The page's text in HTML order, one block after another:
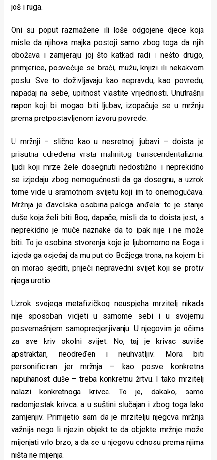
još i ruga.
Oni su poput razmažene ili loše odgojene djece koja
misle da njihova majka postoji samo zbog toga da njih
obožava i zamjeraju joj što katkad radi i nešto drugo,
primjerice, posvećuje se braći, mužu, knjizi ili nekakvom
poslu. Sve to doživljavaju kao nepravdu, kao povredu,
napadaj na sebe, upitnost vlastite vrijednosti. Unutrašnji
napon koji bi mogao biti ljubav, izopačuje se u mržnju
prema pretpostavljenom izvoru povrede.
U mržnji – slično kao u nesretnoj ljubavi – doista je
prisutna određena vrsta mahnitog transcendentalizma:
ljudi koji mrze žele dosegnuti nedostižno i neprekidno
se izjedaju zbog nemogućnosti da ga dosegnu, a uzrok
tome vide u sramotnom svijetu koji im to onemogućava.
Mržnja je đavolska osobina paloga anđela: to je stanje
duše koja želi biti Bog, dapače, misli da to doista jest, a
neprekidno je muče naznake da to ipak nije i ne može
biti. To je osobina stvorenja koje je ljubomorno na Boga i
izjeda ga osjećaj da mu put do Božjega trona, na kojem bi
on morao sjediti, priječi nepravedni svijet koji se protiv
njega urotio.
Uzrok svojega metafizičkog neuspjeha mrzitelj nikada
nije sposoban vidjeti u samome sebi i u svojemu
posvemašnjem samoprecjenjivanju. U njegovim je očima
za sve kriv okolni svijet. No, taj je krivac suviše
apstraktan, neodređen i neuhvatljiv. Mora biti
personificiran jer mržnja – kao posve konkretna
napuhanost duše – treba konkretnu žrtvu. I tako mrzitelj
nalazi konkretnoga krivca. To je, dakako, samo
nadomjestak krivca, a u suštini slučajan i zbog toga lako
zamjenjiv. Primijetio sam da je mrzitelju njegova mržnja
važnija nego li njezin objekt te da objekte mržnje može
mijenjati vrlo brzo, a da se u njegovu odnosu prema njima
ništa ne mijenja.